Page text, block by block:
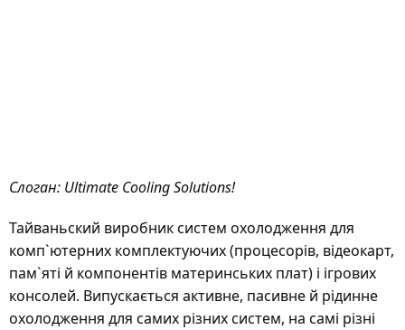
Слоган: Ultimate Cooling Solutions!
Тайваньский виробник систем охолодження для
комп`ютерних комплектуючих (процесорів, відеокарт,
пам`яті й компонентів материнських плат) і ігрових
консолей. Випускається активне, пасивне й рідинне
охолодження для самих різних систем, на самі різні